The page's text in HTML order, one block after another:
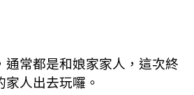
通常都是和娘家家人，這次終
人出去玩囉。